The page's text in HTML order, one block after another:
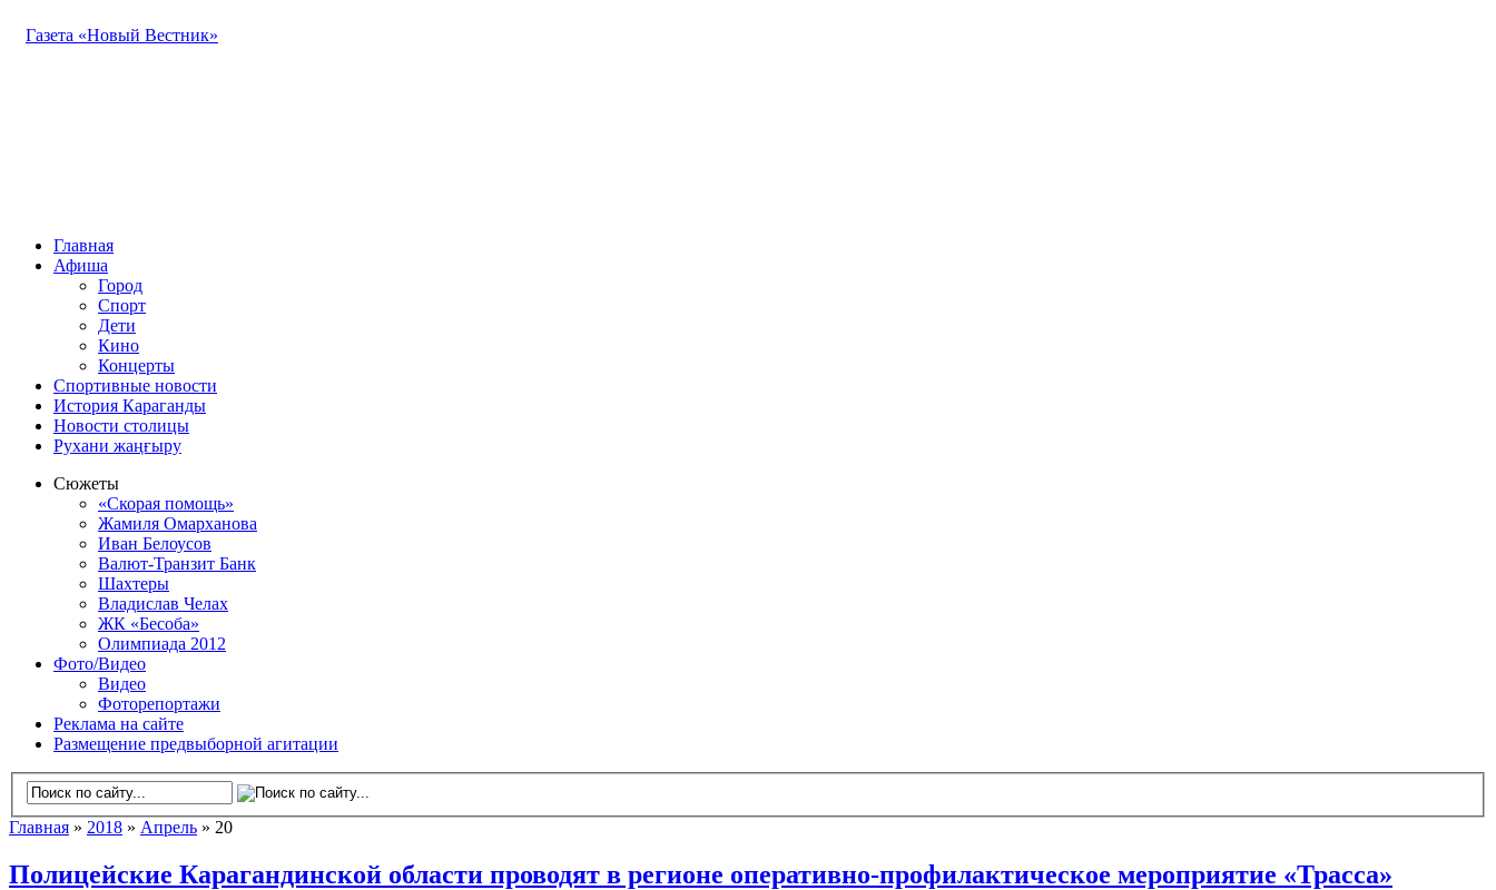
Газета «Новый Вестник»
Главная
Афиша
Город
Спорт
Дети
Кино
Концерты
Спортивные новости
История Караганды
Новости столицы
Рухани жаңғыру
Сюжеты
«Скорая помощь»
Жамиля Омарханова
Иван Белоусов
Валют-Транзит Банк
Шахтеры
Владислав Челах
ЖК «Бесоба»
Олимпиада 2012
Фото/Видео
Видео
Фоторепортажи
Реклама на сайте
Размещение предвыборной агитации
Главная » 2018 » Апрель » 20
Полицейские Карагандинской области проводят в регионе оперативно-профилактическое мероприятие «Трасса»